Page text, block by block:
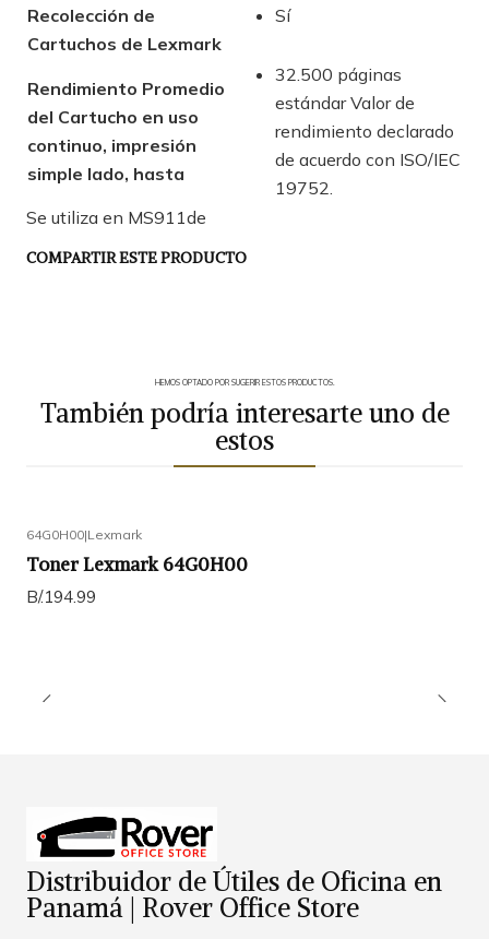
Recolección de
Cartuchos de Lexmark
Sí
Rendimiento Promedio
del Cartucho en uso
continuo, impresión
simple lado, hasta
32.500 páginas
estándar Valor de
rendimiento declarado
de acuerdo con ISO/IEC
19752.
Se utiliza en MS911de
COMPARTIR ESTE PRODUCTO
HEMOS OPTADO POR SUGERIR ESTOS PRODUCTOS.
También podría interesarte uno de
estos
64G0H00|Lexmark
Toner Lexmark 64G0H00
B/.194.99
Distribuidor de Útiles de Oficina en
Panamá | Rover Office Store